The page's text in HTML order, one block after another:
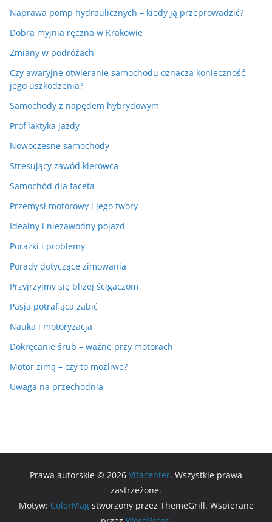
Naprawa pomp hydraulicznych – kiedy ją przeprowadzić?
Dobra myjnia ręczna w Krakowie
Zmiany w podróżach
Czy awaryjne otwieranie samochodu oznacza konieczność
jego uszkodzenia?
Samochody z napędem hybrydowym
Profilaktyka jazdy
Nowoczesne samochody
Stresujący zawód kierowca
Samochód dla faceta
Przemysł motorowy i jego twory
Idealny i niezawodny pojazd
Porażki i problemy
Porady dotyczące zimowania
Przyjrzyjmy się bliżej ścigaczom
Pasja potrafiąca zabić
Nauka i motoryzacja
Dokręcanie śrub – ważne przy motorach
Motor zimą – czy to możliwe?
Uwaga na przechodnia
Prawa autorskie © 2026 Vitacenter. Wszystkie prawa
zastrzeżone.
Motyw: ColorMagstworzony przez ThemeGrill. Wspierane